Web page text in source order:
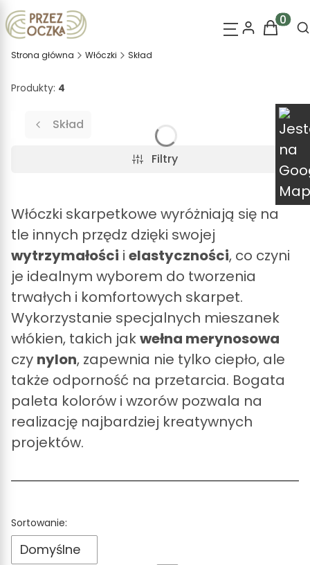
Strona główna Włóczki Skład
Produkty: 4
Skład
Filtry
Włóczki skarpetkowe wyróżniają się na
tle innych przędz dzięki swojej
wytrzymałości i elastyczności, co czyni
je idealnym wyborem do tworzenia
trwałych i komfortowych skarpet.
Wykorzystanie specjalnych mieszanek
włókien, takich jakwełna merynosowa
czy nylon, zapewnia nie tylko ciepło, ale
także odporność na przetarcia. Bogata
paleta kolorów i wzorów pozwala na
realizację najbardziej kreatywnych
projektów.
Lista produktów
Sortowanie:
Domyślne